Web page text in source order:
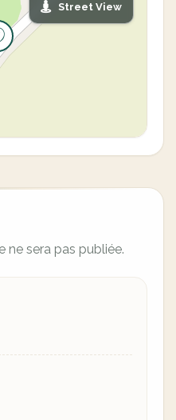
Street View
ne sera pas publiée.